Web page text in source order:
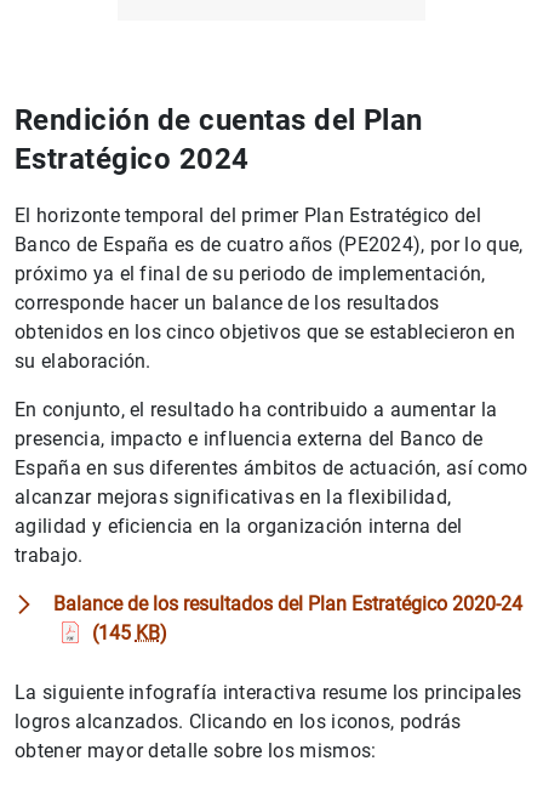
Rendición de cuentas del Plan
Estratégico 2024
El horizonte temporal del primer Plan Estratégico del
Banco de España es de cuatro años (PE2024), por lo que,
próximo ya el final de su periodo de implementación,
corresponde hacer un balance de los resultados
obtenidos en los cinco objetivos que se establecieron en
su elaboración.
En conjunto, el resultado ha contribuido a aumentar la
presencia, impacto e influencia externa del Banco de
España en sus diferentes ámbitos de actuación, así como
alcanzar mejoras significativas en la flexibilidad,
agilidad y eficiencia en la organización interna del
trabajo.
Balance de los resultados del Plan Estratégico 2020-24
(145 KB)
La siguiente infografía interactiva resume los principales
logros alcanzados. Clicando en los iconos, podrás
obtener mayor detalle sobre los mismos: